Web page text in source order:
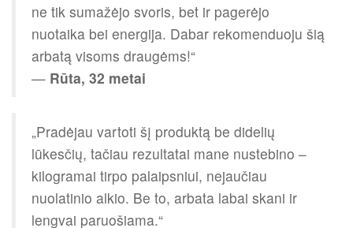
ne tik sumažėjo svoris, bet ir pagerėjo
nuotaika bei energija. Dabar rekomenduoju šią
arbatą visoms draugėms!“
— Rūta, 32 metai
„Pradėjau vartoti šį produktą be didelių
lūkesčių, tačiau rezultatai mane nustebino –
kilogramai tirpo palaipsniui, nejaučiau
nuolatinio alkio. Be to, arbata labai skani ir
lengvai paruošiama.“